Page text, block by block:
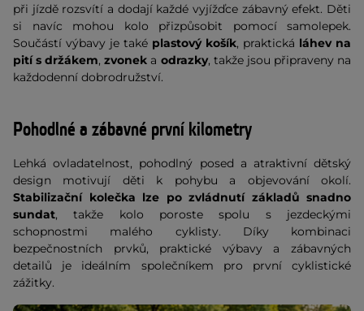
při jízdě rozsvítí a dodají každé vyjížďce zábavný efekt. Děti
si navíc mohou kolo přizpůsobit pomocí samolepek.
Součástí výbavy je také plastový košík, praktická láhev na
pití s držákem,zvonek a odrazky, takže jsou připraveny na
každodenní dobrodružství.
Pohodlné a zábavné první kilometry
Lehká ovladatelnost, pohodlný posed a atraktivní dětský
design motivují děti k pohybu a objevování okolí.
Stabilizační kolečka lze po zvládnutí základů snadno
sundat, takže kolo poroste spolu s jezdeckými
schopnostmi malého cyklisty. Díky kombinaci
bezpečnostních prvků, praktické výbavy a zábavných
detailů je ideálním společníkem pro první cyklistické
zážitky.